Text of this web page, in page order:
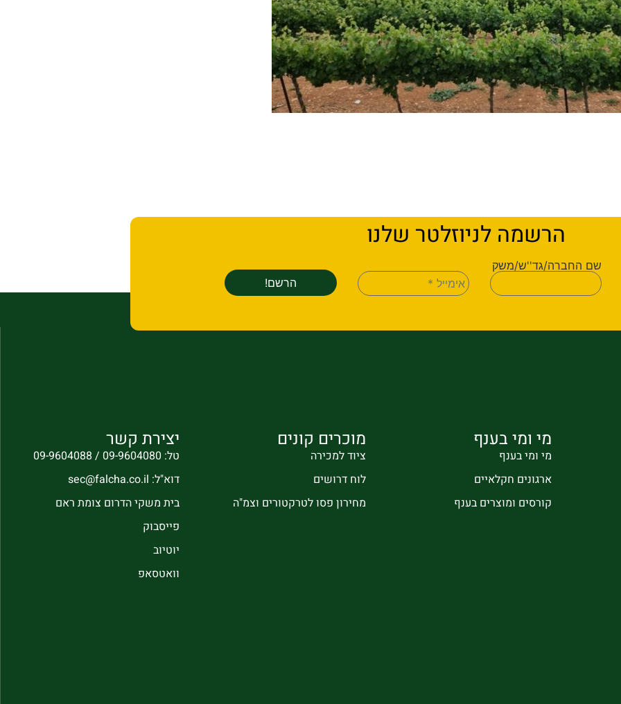
הרשמה לניוזלטר שלנו
שם החברה/גד''ש/משק
מי ומי בענף
מי ומי בענף
ארגונים חקלאיים
קורסים ומוצרים בענף
מוכרים קונים
ציוד למכירה
לוח דרושים
מחירון פסו לטרקטורים וצמ"ה
יצירת קשר
טל: 09-9604080 / 09-9604088
דוא"ל: sec@falcha.co.il
בית משקי הדרום צומת ראם
פייסבוק
יוטיוב
וואטסאפ